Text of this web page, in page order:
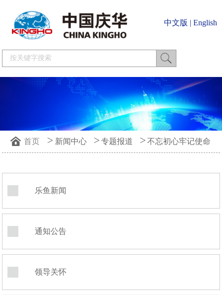
中文版 | English
首页 > 新闻中心 > 专题报道 > 不忘初心牢记使命
乐鱼新闻
通知公告
领导关怀